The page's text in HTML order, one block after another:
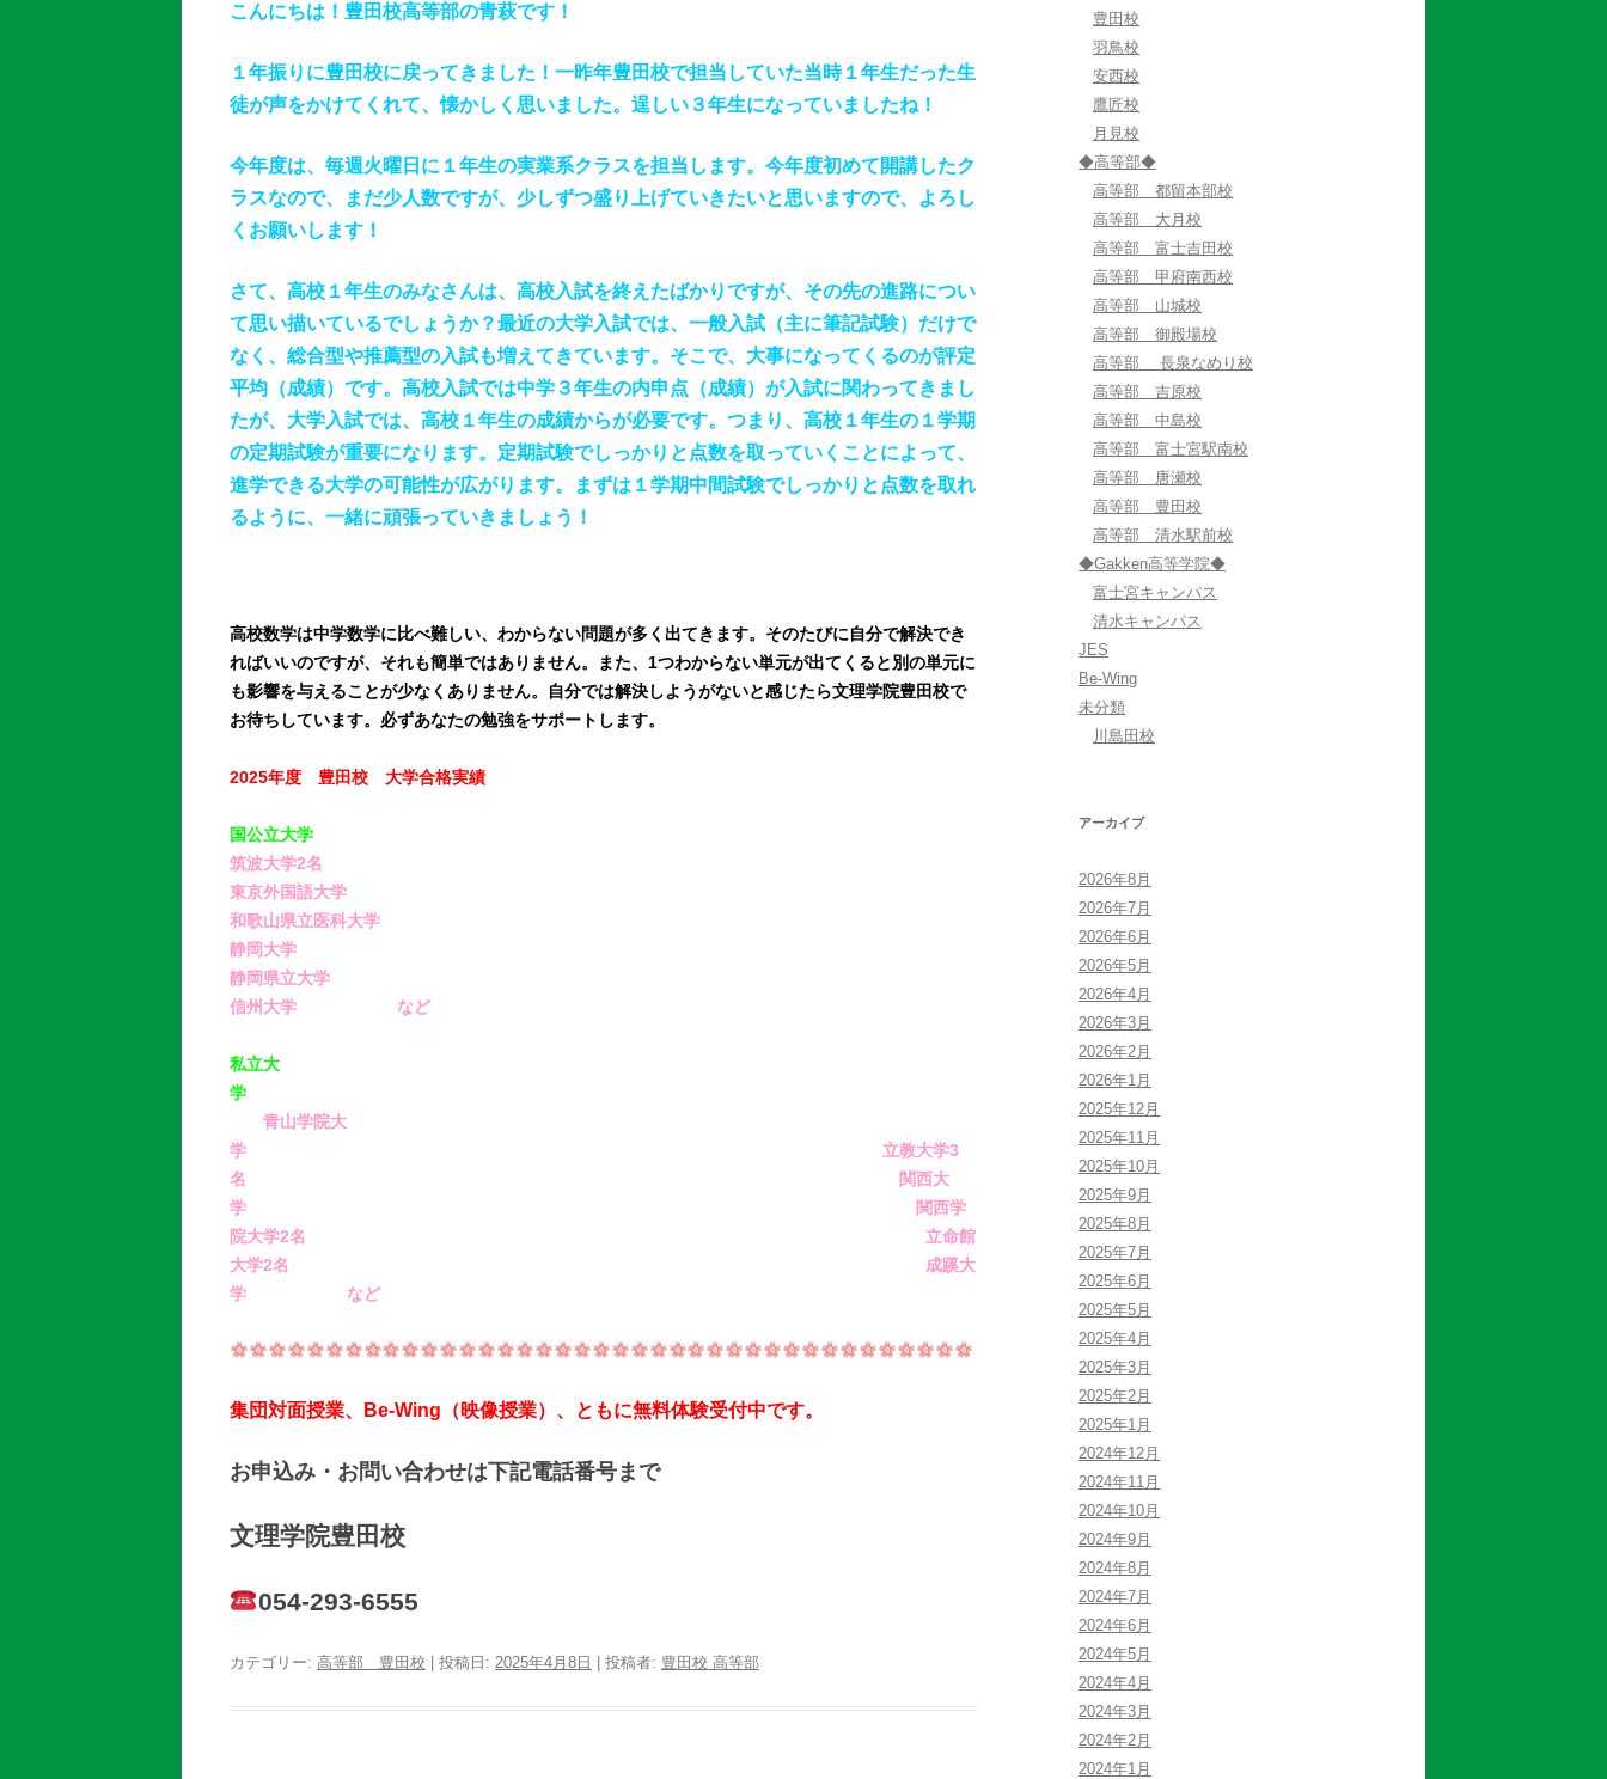
こんにちは！豊田校高等部の青萩です！
１年振りに豊田校に戻ってきました！一昨年豊田校で担当していた当時１年生だった生
徒が声をかけてくれて、懐かしく思いました。逞しい３年生になっていましたね！
今年度は、毎週火曜日に１年生の実業系クラスを担当します。今年度初めて開講したク
ラスなので、まだ少人数ですが、少しずつ盛り上げていきたいと思いますので、よろし
くお願いします！
さて、高校１年生のみなさんは、高校入試を終えたばかりですが、その先の進路につい
て思い描いているでしょうか？最近の大学入試では、一般入試（主に筆記試験）だけで
なく、総合型や推薦型の入試も増えてきています。そこで、大事になってくるのが評定
平均（成績）です。高校入試では中学３年生の内申点（成績）が入試に関わってきまし
たが、大学入試では、高校１年生の成績からが必要です。つまり、高校１年生の１学期
の定期試験が重要になります。定期試験でしっかりと点数を取っていくことによって、
進学できる大学の可能性が広がります。まずは１学期中間試験でしっかりと点数を取れ
るように、一緒に頑張っていきましょう！
高校数学は中学数学に比べ難しい、わからない問題が多く出てきます。そのたびに自分で解決でき
ればいいのですが、それも簡単ではありません。また、1つわからない単元が出てくると別の単元に
も影響を与えることが少なくありません。自分では解決しようがないと感じたら文理学院豊田校で
お待ちしています。必ずあなたの勉強をサポートします。
2025年度 豊田校 大学合格実績
国公立大学
筑波大学2名
東京外国語大学
和歌山県立医科大学
静岡大学
静岡県立大学
信州大学 など
私立大
学
青山学院大
学 立教大学3
名 関西大
学 関西学
院大学2名 立命館
大学2名 成蹊大
学 など
集団対面授業、Be-Wing（映像授業）、ともに無料体験受付中です。
お申込み・お問い合わせは下記電話番号まで
文理学院豊田校
054-293-6555
カテゴリー: 高等部 豊田校 | 投稿日: 2025年4月8日 | 投稿者: 豊田校 高等部
豊田校
羽鳥校
安西校
鷹匠校
月見校
◆高等部◆
高等部 都留本部校
高等部 大月校
高等部 富士吉田校
高等部 甲府南西校
高等部 山城校
高等部 御殿場校
高等部 長泉なめり校
高等部 吉原校
高等部 中島校
高等部 富士宮駅南校
高等部 唐瀬校
高等部 豊田校
高等部 清水駅前校
◆Gakken高等学院◆
富士宮キャンパス
清水キャンパス
JES
Be-Wing
未分類
川島田校
アーカイブ
2026年8月
2026年7月
2026年6月
2026年5月
2026年4月
2026年3月
2026年2月
2026年1月
2025年12月
2025年11月
2025年10月
2025年9月
2025年8月
2025年7月
2025年6月
2025年5月
2025年4月
2025年3月
2025年2月
2025年1月
2024年12月
2024年11月
2024年10月
2024年9月
2024年8月
2024年7月
2024年6月
2024年5月
2024年4月
2024年3月
2024年2月
2024年1月